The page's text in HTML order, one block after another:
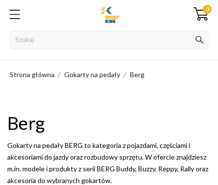
0
Strona główna Gokarty na pedały Berg
Berg
Gokarty na pedały BERG to kategoria z pojazdami, częściami i
akcesoriami do jazdy oraz rozbudowy sprzętu. W ofercie znajdziesz
m.in. modele i produkty z serii BERG Buddy, Buzzy, Reppy, Rally oraz
akcesoria do wybranych gokartów.